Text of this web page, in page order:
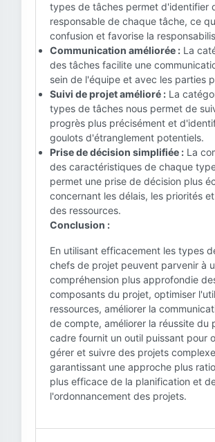
types de tâches permet d'identifier
responsable de chaque tâche, ce
confusion et favorise la
Communication améliorée : La
des tâches facilite une
sein de l'équipe et avec les parties
Suivi de projet amélioré : La
types de tâches nous permet de
progrès plus précisément et
goulots d'étranglement potentiels.
Prise de décision simplifiée : La
des caractéristiques de chaque
permet une prise de décision plus
concernant les délais, les priorités
des ressources.
Conclusion :
En utilisant efficacement les types
chefs de projet peuvent parvenir à
compréhension plus approfondie
composants du projet, optimiser
ressources, améliorer la
de compte, améliorer la réussite du
cadre fournit un outil puissant pour
gérer et suivre des projets
garantissant une approche plus
plus efficace de la planification et
l'ordonnancement des projets.